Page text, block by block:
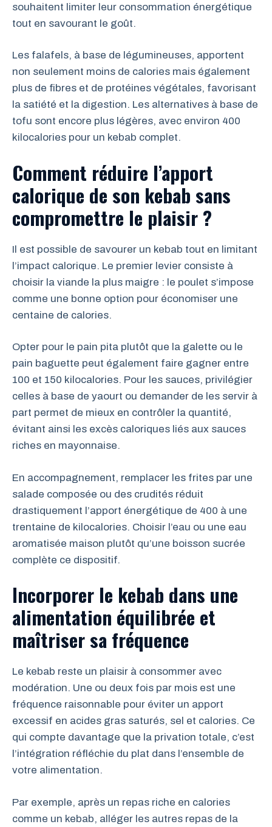
souhaitent limiter leur consommation énergétique
tout en savourant le goût.
Les falafels, à base de légumineuses, apportent
non seulement moins de calories mais également
plus de fibres et de protéines végétales, favorisant
la satiété et la digestion. Les alternatives à base de
tofu sont encore plus légères, avec environ 400
kilocalories pour un kebab complet.
Comment réduire l’apport
calorique de son kebab sans
compromettre le plaisir ?
Il est possible de savourer un kebab tout en limitant
l’impact calorique. Le premier levier consiste à
choisir la viande la plus maigre : le poulet s’impose
comme une bonne option pour économiser une
centaine de calories.
Opter pour le pain pita plutôt que la galette ou le
pain baguette peut également faire gagner entre
100 et 150 kilocalories. Pour les sauces, privilégier
celles à base de yaourt ou demander de les servir à
part permet de mieux en contrôler la quantité,
évitant ainsi les excès caloriques liés aux sauces
riches en mayonnaise.
En accompagnement, remplacer les frites par une
salade composée ou des crudités réduit
drastiquement l’apport énergétique de 400 à une
trentaine de kilocalories. Choisir l’eau ou une eau
aromatisée maison plutôt qu’une boisson sucrée
complète ce dispositif.
Incorporer le kebab dans une
alimentation équilibrée et
maîtriser sa fréquence
Le kebab reste un plaisir à consommer avec
modération. Une ou deux fois par mois est une
fréquence raisonnable pour éviter un apport
excessif en acides gras saturés, sel et calories. Ce
qui compte davantage que la privation totale, c’est
l’intégration réfléchie du plat dans l’ensemble de
votre alimentation.
Par exemple, après un repas riche en calories
comme un kebab, alléger les autres repas de la